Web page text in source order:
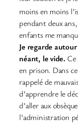
moins en moins
pendant deux
enfants me
Je regarde
néant, le vide.
en prison. Dans
rappelé de
d’apprendre le
d’aller aux
l’administration